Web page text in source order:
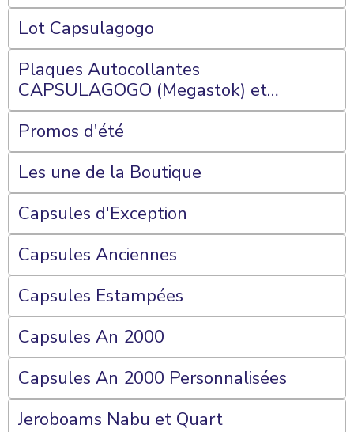
Lot Capsulagogo
Plaques Autocollantes
CAPSULAGOGO (Megastok) et
Plateaux 70 Cases
Promos d'été
Les une de la Boutique
Capsules d'Exception
Capsules Anciennes
Capsules Estampées
Capsules An 2000
Capsules An 2000 Personnalisées
Jeroboams Nabu et Quart